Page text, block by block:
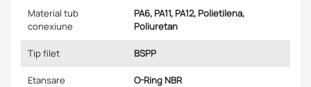
Material tub
conexiune
PA6, PA11, PA12, Polietilena,
Poliuretan
Tip filet BSPP
Etansare O-Ring NBR